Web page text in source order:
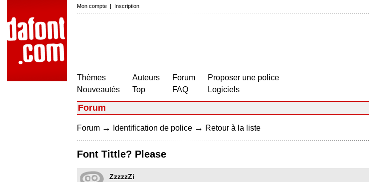
Mon compte | Inscription
Thèmes
Nouveautés
Auteurs
Top
Forum
FAQ
Proposer une police
Logiciels
Forum
Forum → Identification de police → Retour à la liste
Font Tittle? Please
ZzzzzZi